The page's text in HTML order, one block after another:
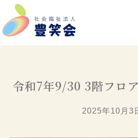
令和7年9/30 3階フロ
2025年10月3